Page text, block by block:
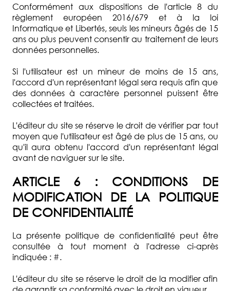
Conformément aux dispositions de l'article 8 du
règlement européen 2016/679 et à la loi
Informatique et Libertés, seuls les mineurs âgés de 15
ans ou plus peuvent consentir au traitement de leurs
données personnelles.
Si l'utilisateur est un mineur de moins de 15 ans,
l'accord d'un représentant légal sera requis afin que
des données à caractère personnel puissent être
collectées et traitées.
L'éditeur du site se réserve le droit de vérifier par tout
moyen que l'utilisateur est âgé de plus de 15 ans, ou
qu'il aura obtenu l'accord d'un représentant légal
avant de naviguer sur le site.
ARTICLE 6 : CONDITIONS DE
MODIFICATION DE LA POLITIQUE
DE CONFIDENTIALITÉ
La présente politique de confidentialité peut être
consultée à tout moment à l'adresse ci-après
indiquée : #.
L'éditeur du site se réserve le droit de la modifier afin